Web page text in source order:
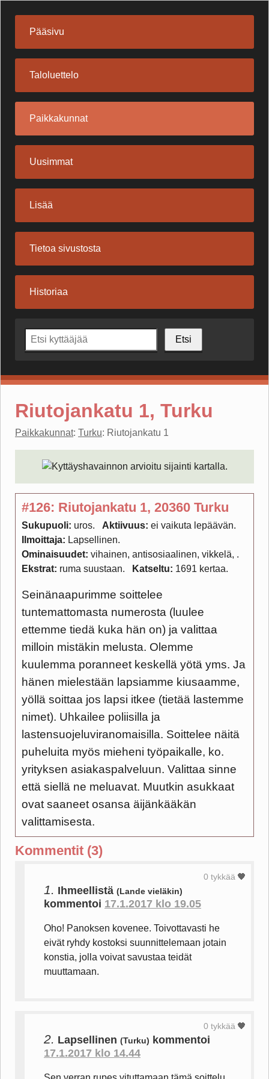
Pääsivu
Taloluettelo
Paikkakunnat
Uusimmat
Lisää
Tietoa sivustosta
Historiaa
Etsi
Riutojankatu 1, Turku
Paikkakunnat: Turku: Riutojankatu 1
#126: Riutojankatu 1, 20360 Turku
Sukupuoli: uros Aktiivuus: ei vaikuta lepäävän
Ilmoittaja: Lapsellinen
Ominaisuudet: vihainen, antisosiaalinen, vikkelä,
Ekstrat: ruma suustaan Katseltu: 1691 kertaa
Seinänaapurimme soittelee
tuntemattomasta numerosta (luulee
ettemme tiedä kuka hän on) ja valittaa
milloin mistäkin melusta. Olemme
kuulemma poranneet keskellä yötä yms. Ja
hänen mielestään lapsiamme kiusaamme,
yöllä soittaa jos lapsi itkee (tietää lastemme
nimet). Uhkailee poliisilla ja
lastensuojeluviranomaisilla. Soittelee näitä
puheluita myös mieheni työpaikalle, ko.
yrityksen asiakaspalveluun. Valittaa sinne
että siellä ne meluavat. Muutkin asukkaat
ovat saaneet osansa äijänkääkän
valittamisesta.
Kommentit (3)
1. Ihmeellistä (Lande vieläkin)
kommentoi 17.1.2017 klo 19.05
Oho! Panoksen kovenee. Toivottavasti he
eivät ryhdy kostoksi suunnittelemaan jotain
konstia, jolla voivat savustaa teidät
muuttamaan.
0 tykkää
2. Lapsellinen (Turku) kommentoi
17.1.2017 klo 14.44
0 tykkää